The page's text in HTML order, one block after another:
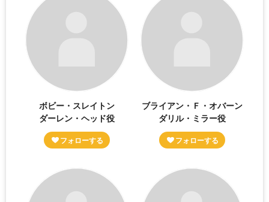
ボビー・スレイトン
ダーレン・ヘッド役
ブライアン・Ｆ・オバーン
ダリル・ミラー役